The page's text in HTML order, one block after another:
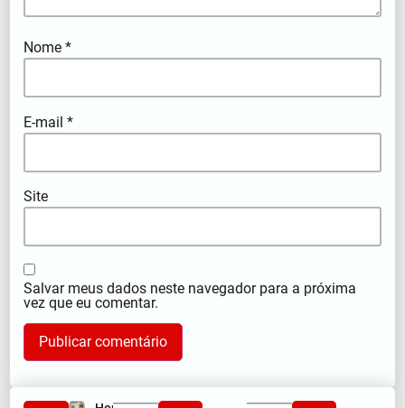
Nome*
E-mail*
Site
Salvar meus dados neste navegador para a próxima
vez que eu comentar.